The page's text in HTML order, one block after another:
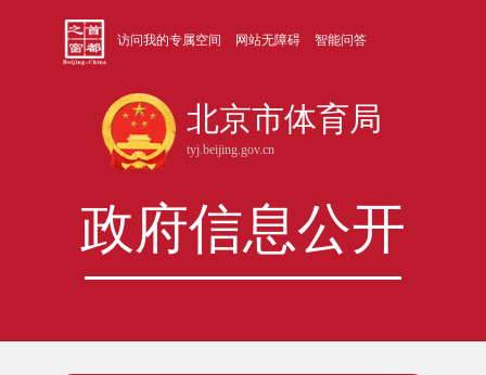
北京市体育局
tyj.beijing.gov.cn
访问我的专属空间 网站无障碍 智能问答
政府信息公开